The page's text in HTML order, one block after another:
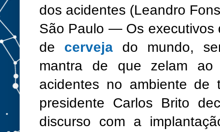
dos acidentes (Leandro
São Paulo — Os
de cervejado mundo,
mantra de que zelam ao
acidentes no ambiente de
presidente Carlos Brito
discurso com a